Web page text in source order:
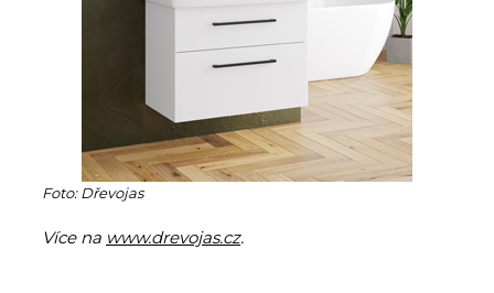
Foto: Dřevojas
Více na www.drevojas.cz.